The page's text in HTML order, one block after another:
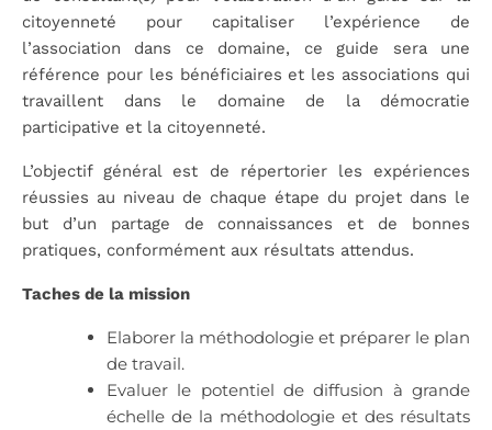
citoyenneté pour capitaliser l’expérience de
l’association dans ce domaine, ce guide sera une
référence pour les bénéficiaires et les associations qui
travaillent dans le domaine de la démocratie
participative et la citoyenneté.
L’objectif général est de répertorier les expériences
réussies au niveau de chaque étape du projet dans le
but d’un partage de connaissances et de bonnes
pratiques, conformément aux résultats attendus.
Taches de la mission
Elaborer la méthodologie et préparer le plan
de travail.
Evaluer le potentiel de diffusion à grande
échelle de la méthodologie et des résultats